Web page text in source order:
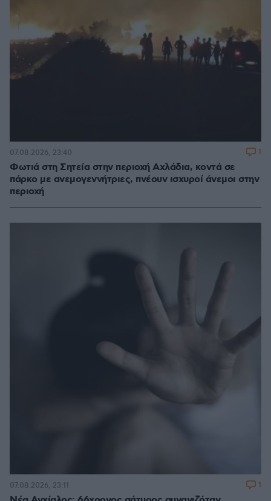
Φωτιά στη Σητεία στην περιοχή Αχλάδια, κοντά σε
πάρκο με ανεμογεννήτριες, πνέουν ισχυροί άνεμοι στην
περιοχή
07.08.2026, 23:40 1
07.08.2026, 23:11 1